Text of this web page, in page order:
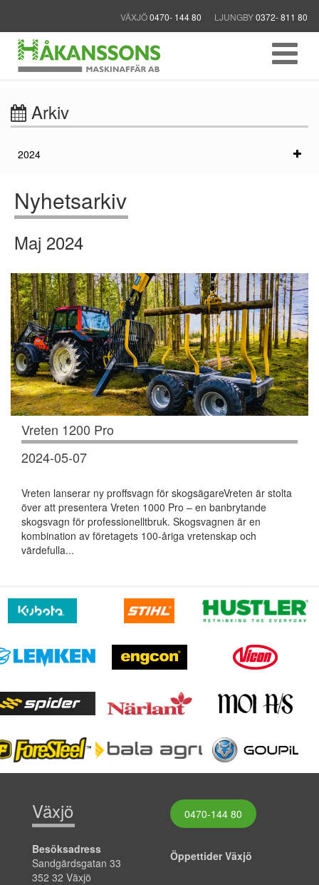
VÄXJÖ0470- 144 80 LJUNGBY0372- 811 80
Arkiv
2024
Nyhetsarkiv
Maj 2024
Vreten 1200 Pro
2024-05-07
Vreten lanserar ny proffsvagn för skogsägareVreten är stolta
över att presentera Vreten 1000 Pro – en banbrytande
skogsvagn för professionelltbruk. Skogsvagnen är en
kombination av företagets 100-åriga vretenskap och
värdefulla...
Växjö
Besöksadress
Sandgärdsgatan 33
352 32 Växjö
0470-144 80
Öppettider Växjö